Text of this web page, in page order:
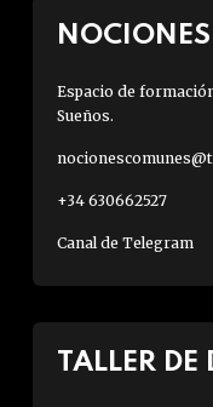
Espacio de
Sueños.
+34 630662527
Canal de Telegram
TALLER DE